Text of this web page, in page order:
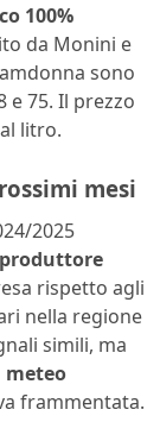
100%
da Monini e
sono
75. Il prezzo
litro.
mesi
2025
rispetto agli
nella regione
simili, ma
meteo
frammentata.